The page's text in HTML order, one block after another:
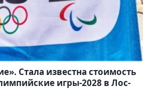
Стала известна стоимость
игры-2028 в Лос-